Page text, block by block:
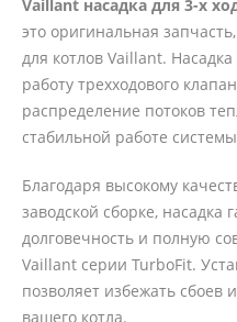
Vaillant насадка для 3-х
это оригинальная
для котлов Vaillant.
работу трехходового
распределение потоков
стабильной работе
Благодаря высокому
заводской сборке, насадка
долговечность и полную
Vaillant серии TurboFit.
позволяет избежать сбоев
вашего котла.